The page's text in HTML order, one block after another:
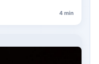
4 min